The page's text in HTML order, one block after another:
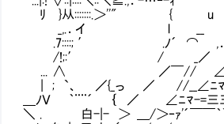
ﾘ }从:::::::.＞''" {
_,.．イ l __ ...,,,,
.7::::; ′ .ﾉ´ ⌒ ,．
/!;:′ / _／ ＿
... ∧ ／￣// ∠-=
| ; `、 ／{_っ ／ //
＿ﾉＶ ｀¨¨´ ｛ ／ ∠
＼ . 白-|- ＞ ＿/＞‐ｧ'´